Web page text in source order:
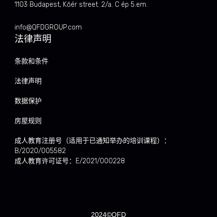
1103 Budapest, Kőér street. 2/a. C ép 5.em.
info@QFDGROUP.com
法律声明
条款和条件
法律声明
数据保护
房屋规则
成人教育注册号（适用于已通知举办的培训课程）：
B/2020/005582
成人教育许可证号：E/2021/000228
2024©QFD